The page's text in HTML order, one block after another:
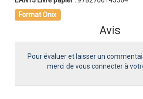
Format Onix
Avis
Pour évaluer et laisser un
merci de vous connecter à